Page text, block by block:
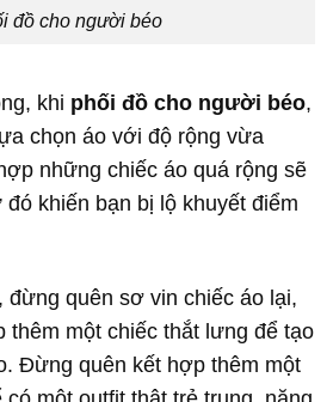
đồ cho người béo
khi phối đồ cho người béo,
chọn áo với độ rộng vừa
những chiếc áo quá rộng sẽ
khiến bạn bị lộ khuyết điểm
đừng quên sơ vin chiếc áo lại,
thêm một chiếc thắt lưng để tạo
Đừng quên kết hợp thêm một